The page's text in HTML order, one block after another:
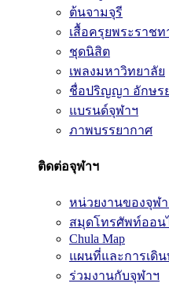
ต้นจามจุรี
เสื้อครุยพระราชท
ชุดนิสิต
เพลงมหาวิทยาลัย
ชื่อปริญญา อักษร
แบรนด์จุฬาฯ
ภาพบรรยากาศ
ติดต่อจุฬาฯ
หน่วยงานของจุฬ
สมุดโทรศัพท์ออน
Chula Map
แผนที่และการเดิน
ร่วมงานกับจุฬาฯ